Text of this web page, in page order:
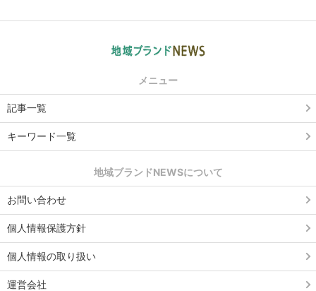
メニュー
記事一覧
キーワード一覧
地域ブランドNEWSについて
お問い合わせ
個人情報保護方針
個人情報の取り扱い
運営会社